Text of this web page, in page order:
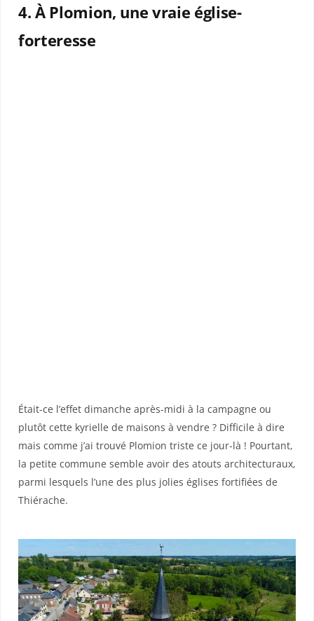
4. À Plomion, une vraie église-
forteresse
Était-ce l’effet dimanche après-midi à la campagne ou
plutôt cette kyrielle de maisons à vendre ? Difficile à dire
mais comme j’ai trouvé Plomion triste ce jour-là ! Pourtant,
la petite commune semble avoir des atouts architecturaux,
parmi lesquels l’une des plus jolies églises fortifiées de
Thiérache.